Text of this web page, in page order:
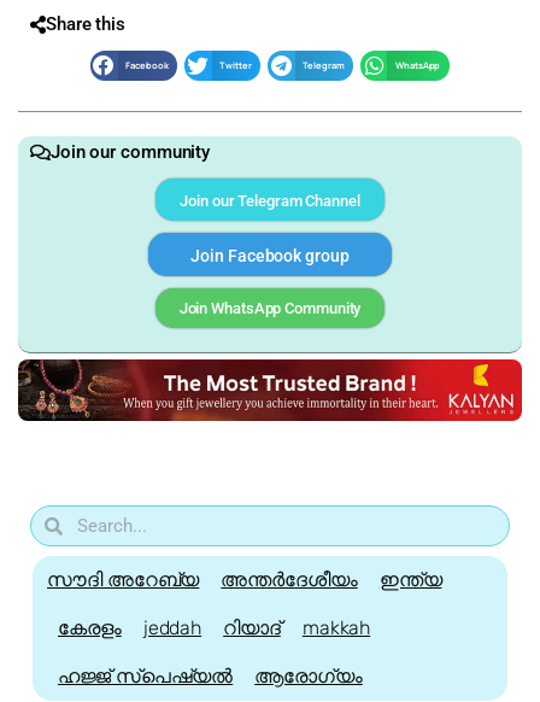
Share this
Facebook Twitter Telegram WhatsApp
Join our community
Join our Telegram Channel
Join Facebook group
Join WhatsApp Community
സൗദി അറേബ്യ അന്തർദേശീയം ഇന്ത്യ
കേരളം jeddah റിയാദ് makkah
ഹജ്ജ്‌ സ്പെഷ്യൽ ആരോഗ്യം